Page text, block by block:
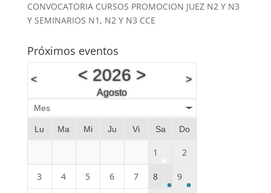
CONVOCATORIA CURSOS PROMOCION JUEZ N2 Y N3
Y SEMINARIOS N1, N2 Y N3 CCE
Próximos eventos
< < 2026>
Agosto
>
Mes
Lu Ma Mi Ju Vi Sa Do
1 2
3 4 5 6 7 8 9